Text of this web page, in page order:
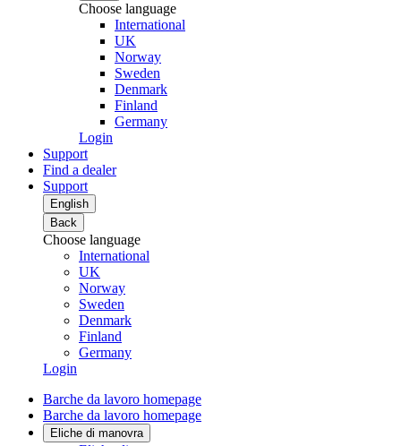
Choose language
International
UK
Norway
Sweden
Denmark
Finland
Germany
Login
Support
Find a dealer
Support
English
Back
Choose language
International
UK
Norway
Sweden
Denmark
Finland
Germany
Login
Barche da lavoro homepage
Barche da lavoro homepage
Eliche di manovra